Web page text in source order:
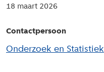
18 maart 2026
Contactpersoon
Onderzoek en Statistiek